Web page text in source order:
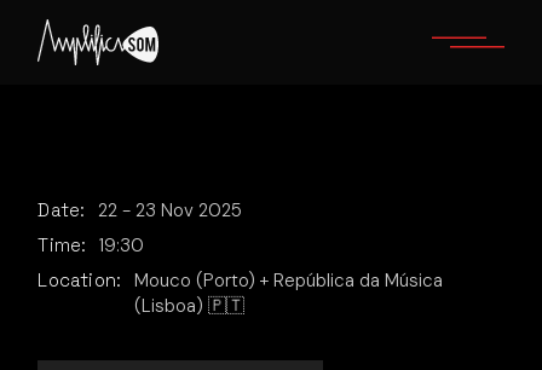
content
Date: 22 - 23 Nov 2025
Time: 19:30
Location:
Mouco (Porto) + República da Música
(Lisboa) 🇵🇹